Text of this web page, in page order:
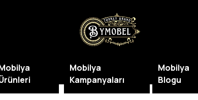
Mobilya
Kampanyaları
Mobilya
Blogu